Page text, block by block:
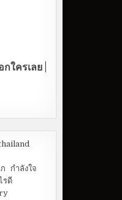
ใครเลย |
กำลังใจ
รดี